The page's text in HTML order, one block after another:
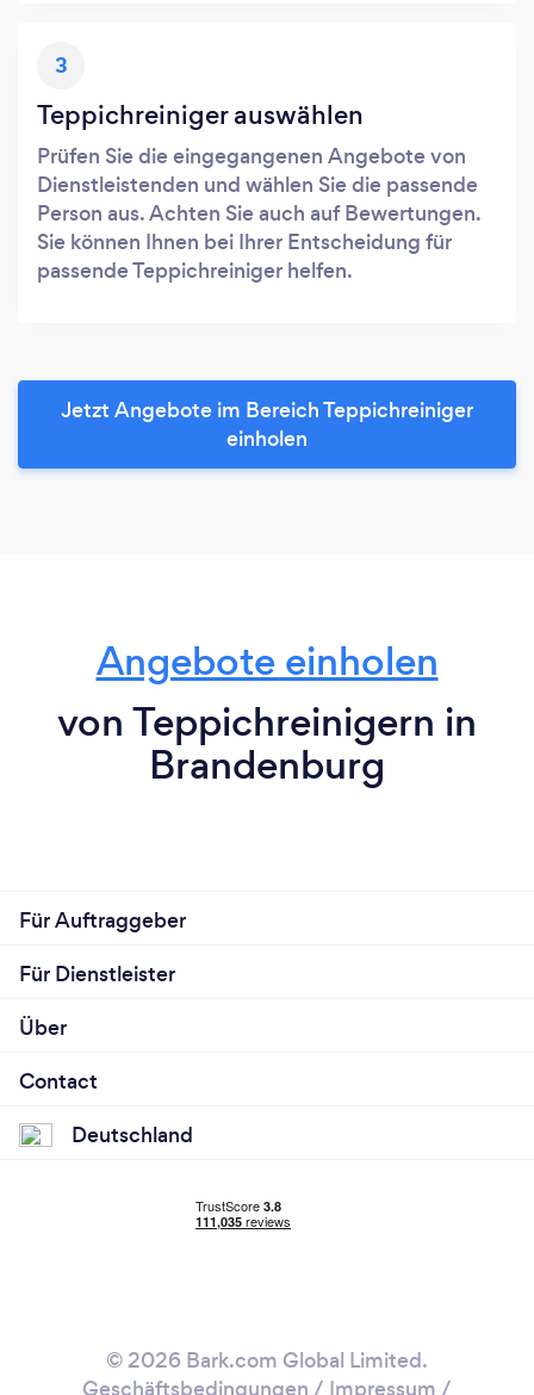
3
Teppichreiniger auswählen
Prüfen Sie die eingegangenen Angebote von
Dienstleistenden und wählen Sie die passende
Person aus. Achten Sie auch auf Bewertungen.
Sie können Ihnen bei Ihrer Entscheidung für
passende Teppichreiniger helfen.
Jetzt Angebote im Bereich Teppichreiniger
einholen
Angebote einholen
von Teppichreinigern in
Brandenburg
Für Auftraggeber
Für Dienstleister
Über
Contact
Deutschland
© 2026 Bark.com Global Limited.
Geschäftsbedingungen / Impressum /